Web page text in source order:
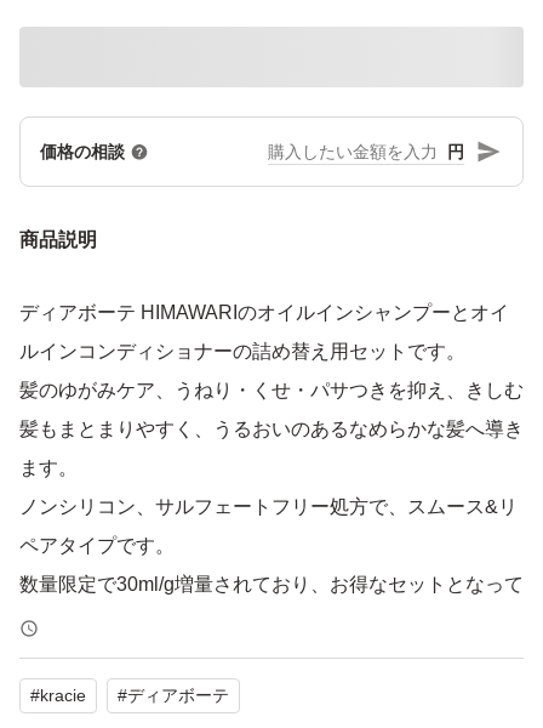
価格の相談 円
商品説明
ディアボーテ HIMAWARIのオイルインシャンプーとオイ
ルインコンディショナーの詰め替え用セットです。
髪のゆがみケア、うねり・くせ・パサつきを抑え、きしむ
髪もまとまりやすく、うるおいのあるなめらかな髪へ導き
ます。
ノンシリコン、サルフェートフリー処方で、スムース&リ
ペアタイプです。
数量限定で30ml/g増量されており、お得なセットとなって
おります。
【ブランド】Kracie (クラシエ) / Dear Beaut (ディアボー
#kracie #ディアボーテ